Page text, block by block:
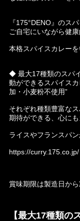
『175°DENO』のス
ご自宅にいながら健
本格スパイスカレー
◆ 最大17種類のスパ
動ができるスパイス
加・小麦粉不使用”
それぞれ種類豊富な
期待ができる、心に
ライスやフランスパ
https://curry.175.co.jp/
賞味期限は製造日から
【最大17種類の